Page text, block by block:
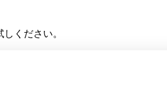
ください。